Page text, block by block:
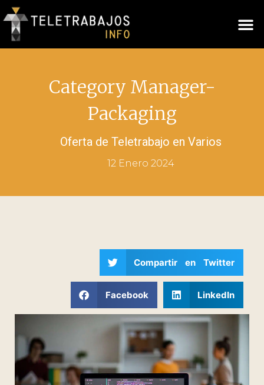
Category Manager-
Packaging
Oferta de Teletrabajo en Varios
12 Enero 2024
Compartir en Twitter
Facebook LinkedIn